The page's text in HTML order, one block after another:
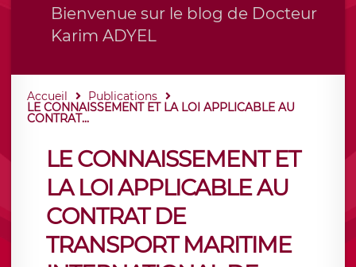
Bienvenue sur le blog de Docteur
Karim ADYEL
Accueil Publications
LE CONNAISSEMENT ET LA LOI APPLICABLE AU
CONTRAT...
LE CONNAISSEMENT ET
LA LOI APPLICABLE AU
CONTRAT DE
TRANSPORT MARITIME